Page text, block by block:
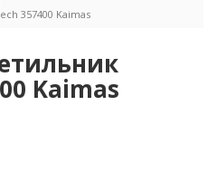
357400 Kaimas
Kaimas